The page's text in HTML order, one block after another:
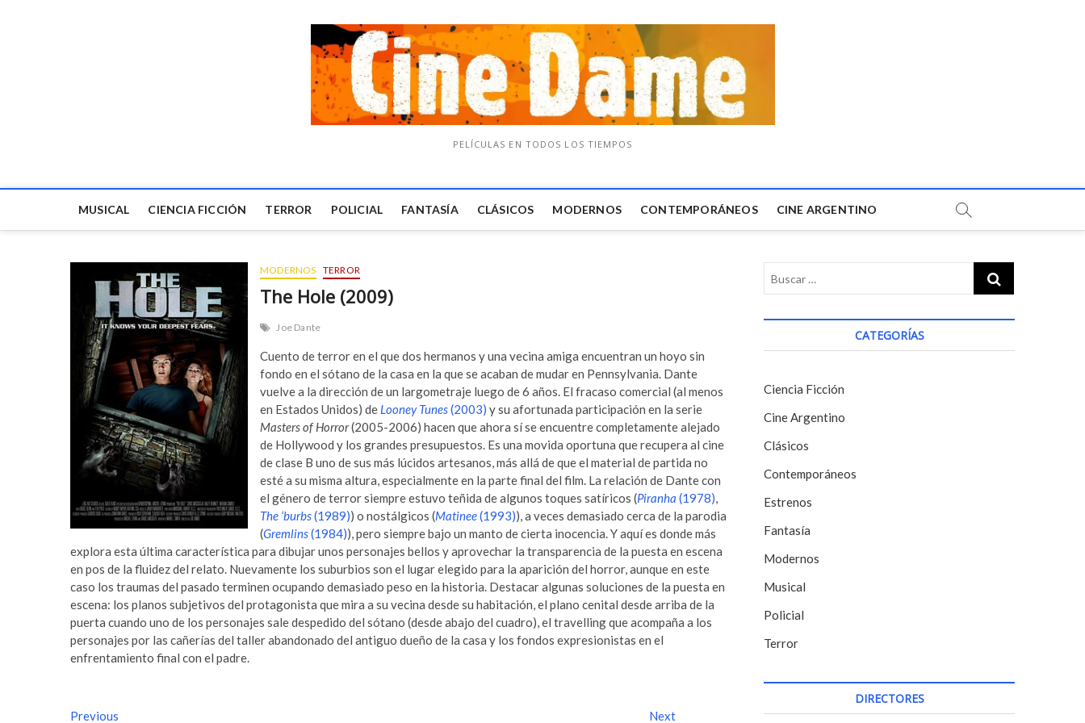
PELÍCULAS EN TODOS LOS TIEMPOS
MUSICAL CIENCIA FICCIÓN TERROR POLICIAL FANTASÍA CLÁSICOS MODERNOS CONTEMPORÁNEOS CINE ARGENTINO
MODERNOS TERROR
The Hole (2009)
Joe Dante
Cuento de terror en el que dos hermanos y una vecina amiga encuentran un hoyo sin
fondo en el sótano de la casa en la que se acaban de mudar en Pennsylvania. Dante
vuelve a la dirección de un largometraje luego de 6 años. El fracaso comercial (al menos
en Estados Unidos) de Looney Tunes(2003) y su afortunada participación en la serie
Masters of Horror(2005-2006) hacen que ahora sí se encuentre completamente alejado
de Hollywood y los grandes presupuestos. Es una movida oportuna que recupera al cine
de clase B uno de sus más lúcidos artesanos, más allá de que el material de partida no
esté a su misma altura, especialmente en la parte final del film. La relación de Dante con
el género de terror siempre estuvo teñida de algunos toques satíricos (Piranha (1978),
The ‘burbs(1989)) o nostálgicos (Matinee(1993)), a veces demasiado cerca de la parodia
(Gremlins(1984)), pero siempre bajo un manto de cierta inocencia. Y aquí es donde más
explora esta última característica para dibujar unos personajes bellos y aprovechar la transparencia de la puesta en escena
en pos de la fluidez del relato. Nuevamente los suburbios son el lugar elegido para la aparición del horror, aunque en este
caso los traumas del pasado terminen ocupando demasiado peso en la historia. Destacar algunas soluciones de la puesta en
escena: los planos subjetivos del protagonista que mira a su vecina desde su habitación, el plano cenital desde arriba de la
puerta cuando uno de los personajes sale despedido del sótano (desde abajo del cuadro), el travelling que acompaña a los
personajes por las cañerías del taller abandonado del antiguo dueño de la casa y los fondos expresionistas en el
enfrentamiento final con el padre.
Previous Next
CATEGORÍAS
Ciencia Ficción
Cine Argentino
Clásicos
Contemporáneos
Estrenos
Fantasía
Modernos
Musical
Policial
Terror
DIRECTORES